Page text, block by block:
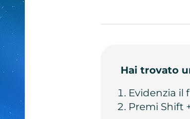
Hai trovato
Evidenzia il
Premi Shift